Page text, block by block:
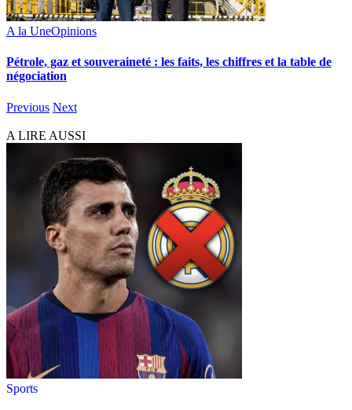
A la UneOpinions
Pétrole, gaz et souveraineté : les faits, les chiffres et la table de
négociation
Previous Next
A LIRE AUSSI
Sports